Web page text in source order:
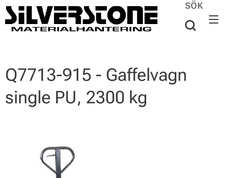
SÖK
Q7713-915 - Gaffelvagn
single PU, 2300 kg